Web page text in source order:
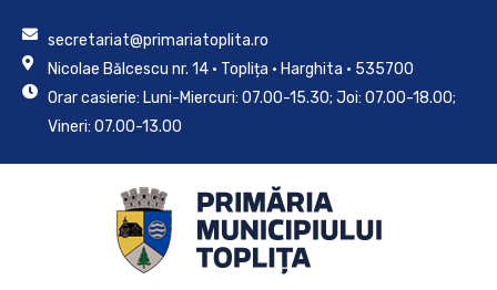
secretariat@primariatoplita.ro
Nicolae Bălcescu nr. 14 • Toplița • Harghita • 535700
Orar casierie: Luni-Miercuri: 07.00-15.30; Joi: 07.00-18.00;
Vineri: 07.00-13.00